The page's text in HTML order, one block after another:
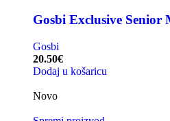
Gosbi Exclusive Senior
Gosbi
20.50€
Dodaj u košaricu
Novo